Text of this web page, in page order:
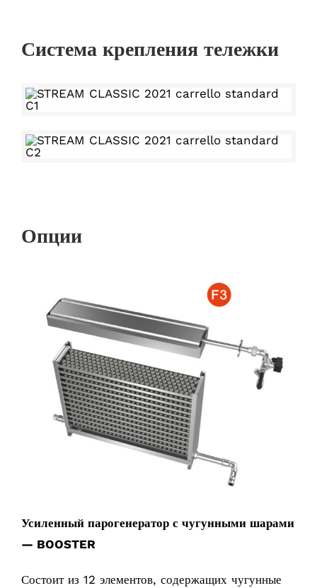
Система крепления тележки
Опции
Усиленный парогенератор с чугунными шарами
— BOOSTER
Состоит из 12 элементов, содержащих чугунные